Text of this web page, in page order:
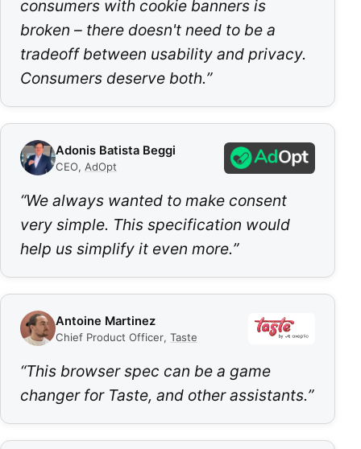
consumers with cookie banners is
broken – there doesn't need to be a
tradeoff between usability and privacy.
Consumers deserve both.”
Adonis Batista Beggi
CEO, AdOpt
“We always wanted to make consent
very simple. This specification would
help us simplify it even more.”
Antoine Martinez
Chief Product Officer, Taste
“This browser spec can be a game
changer for Taste, and other assistants.”